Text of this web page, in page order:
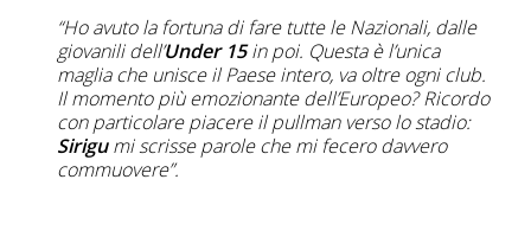
“Ho avuto la fortuna di fare tutte le Nazionali, dalle
giovanili dell’Under 15in poi. Questa è l’unica
maglia che unisce il Paese intero, va oltre ogni club.
Il momento più emozionante dell’Europeo? Ricordo
con particolare piacere il pullman verso lo stadio:
Sirigumi scrisse parole che mi fecero davvero
commuovere”.